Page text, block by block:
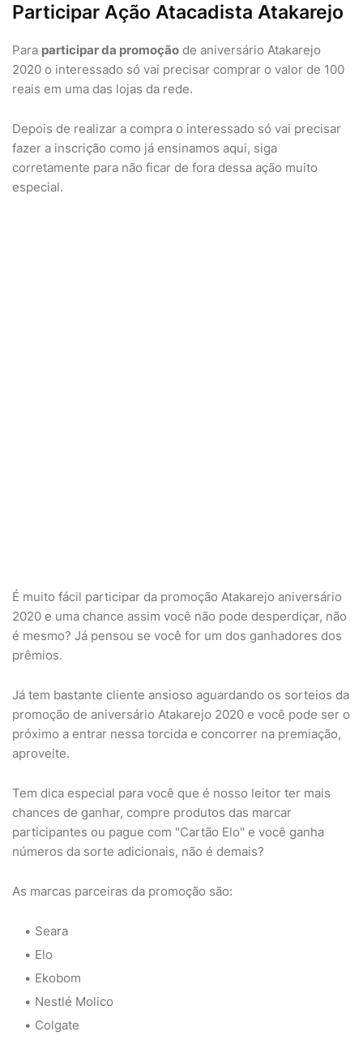
Participar Ação Atacadista Atakarejo
Para participar da promoção de aniversário Atakarejo
2020 o interessado só vai precisar comprar o valor de 100
reais em uma das lojas da rede.
Depois de realizar a compra o interessado só vai precisar
fazer a inscrição como já ensinamos aqui, siga
corretamente para não ficar de fora dessa ação muito
especial.
É muito fácil participar da promoção Atakarejo aniversário
2020 e uma chance assim você não pode desperdiçar, não
é mesmo? Já pensou se você for um dos ganhadores dos
prêmios.
Já tem bastante cliente ansioso aguardando os sorteios da
promoção de aniversário Atakarejo 2020 e você pode ser o
próximo a entrar nessa torcida e concorrer na premiação,
aproveite.
Tem dica especial para você que é nosso leitor ter mais
chances de ganhar, compre produtos das marcar
participantes ou pague com "Cartão Elo" e você ganha
números da sorte adicionais, não é demais?
As marcas parceiras da promoção são:
Seara
Elo
Ekobom
Nestlé Molico
Colgate